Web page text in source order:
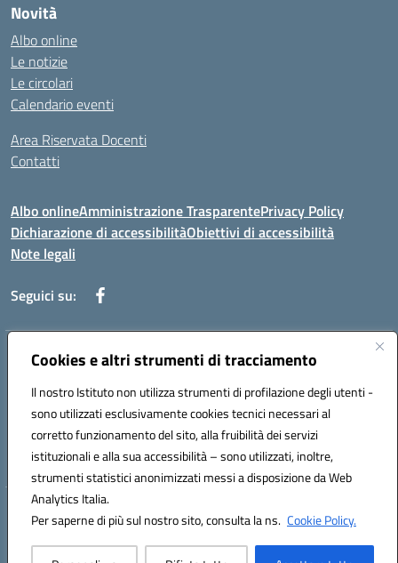
Cookies e altri strumenti di tracciamento
Il nostro Istituto non utilizza strumenti di profilazione degli utenti -
sono utilizzati esclusivamente cookies tecnici necessari al
corretto funzionamento del sito, alla fruibilità dei servizi
istituzionali e alla sua accessibilità – sono utilizzati, inoltre,
strumenti statistici anonimizzati messi a disposizione da Web
Analytics Italia.
Per saperne di più sul nostro sito, consulta la ns. Cookie Policy.
Novità
Albo online
Le notizie
Le circolari
Calendario eventi
Area Riservata Docenti
Contatti
Albo onlineAmministrazione TrasparentePrivacy Policy
Dichiarazione di accessibilitàObiettivi di accessibilità
Note legali
Seguici su:
Indirizzo:Via Rimembranza,33 – 81020 Casapulla (CE)
Posta elettronica certificata (PEC):ceic82800v@pec.istruzione.it
Codice fiscale: 94007130613
Codice meccanografico: CEIC82800V
Hosting & Powered by 3D Solution S.r.l.
Concept & Design by Designers Italia